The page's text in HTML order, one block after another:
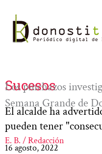
contenido
Sucesos
Los pinchazos
Semana Grande de
El alcalde ha
pueden tener
E. B. / Redacción
16 agosto, 2022